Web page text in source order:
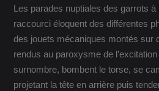
Les parades nuptiales des garrots à
raccourci éloquent des différentes
des jouets mécaniques montés sur
rendus au paroxysme de
surnombre, bombent le torse, se
projetant la tête en arrière puis